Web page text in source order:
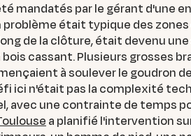
mandatés par le gérant d'une
problème était typique des
de la clôture, était devenu
bois cassant. Plusieurs grosses
à soulever le goudron
ici n'était pas la complexité
avec une contrainte de temps
a planifié l'intervention